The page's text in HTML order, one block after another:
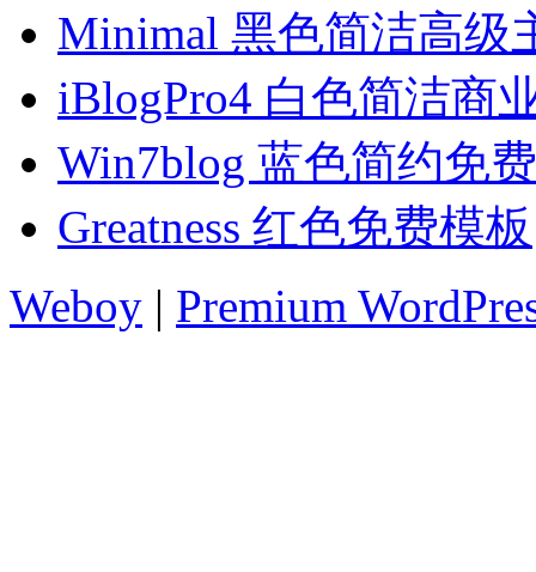
Minimal 黑色简洁高级
iBlogPro4 白色简洁商
Win7blog 蓝色简约免
Greatness 红色免费模板
Weboy | Premium